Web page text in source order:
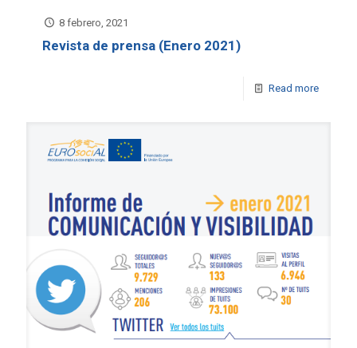
8 febrero, 2021
Revista de prensa (Enero 2021)
Read more